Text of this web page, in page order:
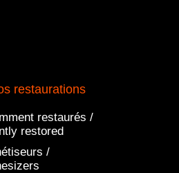
restaurations
restaurés /
restored
/